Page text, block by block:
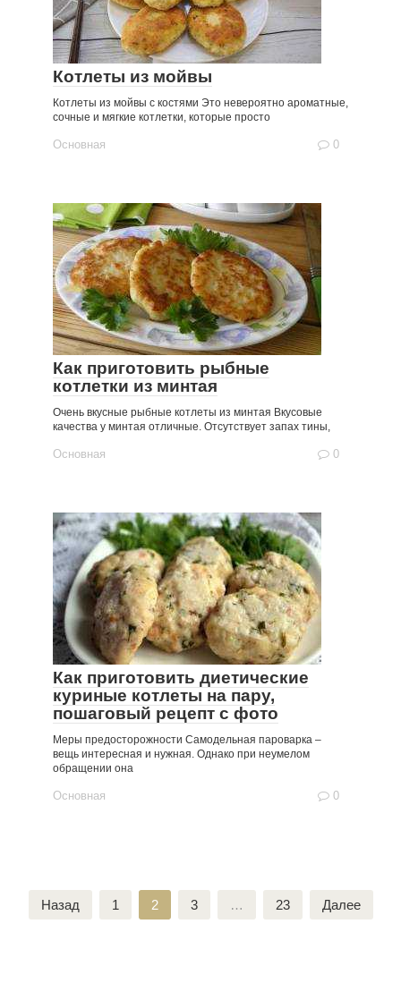
Котлеты из мойвы
Котлеты из мойвы с костями Это невероятно ароматные,
сочные и мягкие котлетки, которые просто
Основная 0
Как приготовить рыбные
котлетки из минтая
Очень вкусные рыбные котлеты из минтая Вкусовые
качества у минтая отличные. Отсутствует запах тины,
Основная 0
Как приготовить диетические
куриные котлеты на пару,
пошаговый рецепт с фото
Меры предосторожности Самодельная пароварка –
вещь интересная и нужная. Однако при неумелом
обращении она
Основная 0
Пагинация
записей
Назад 1 2 3 … 23 Далее